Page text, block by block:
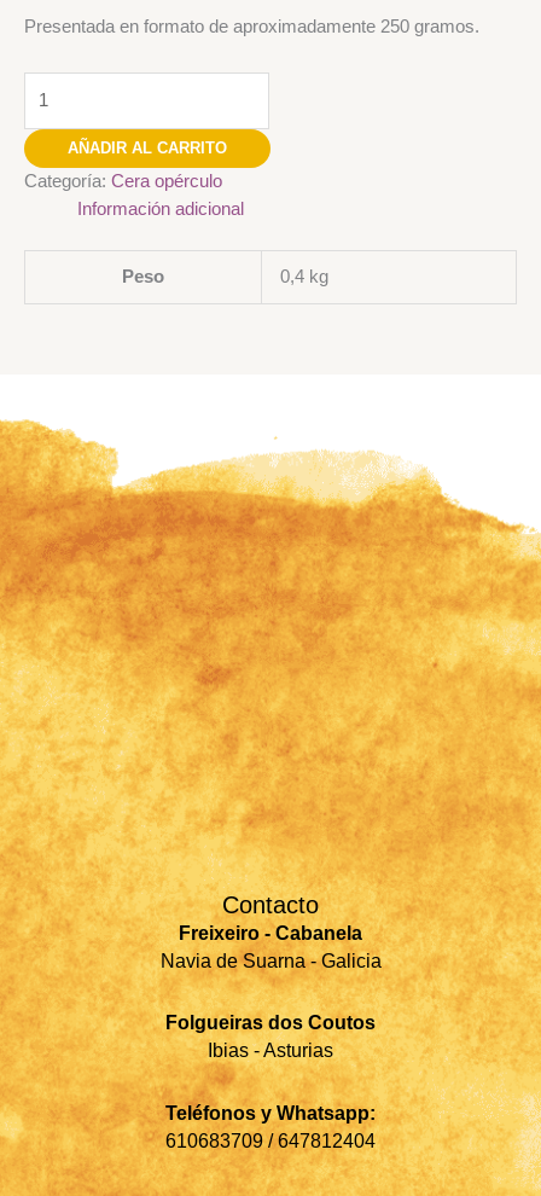
Presentada en formato de aproximadamente 250 gramos.
AÑADIR AL CARRITO
Categoría: Cera opérculo
Información adicional
Peso 0,4 kg
Contacto
Freixeiro - Cabanela
Navia de Suarna - Galicia
Folgueiras dos Coutos
Ibias - Asturias
Teléfonos y Whatsapp:
610683709 / 647812404